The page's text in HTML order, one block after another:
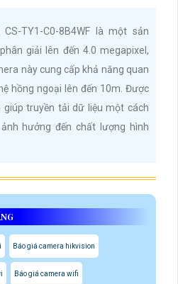
TY1-C0-8B4WF là một sản
giải lên đến 4.0 megapixel,
này cung cấp khả năng quan
hồng ngoại lên đến 10m. Được
giúp truyền tải dữ liệu một cách
hưởng đến chất lượng hình
Báo giá camera hikvision
Báo giá camera wifi